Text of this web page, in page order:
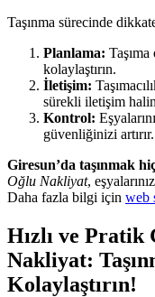
Taşınma sürecinde
Planlama:
kolaylaştırın.
İletişim:
sürekli iletişim
Kontrol:
güvenliğinizi artırır.
Giresun’da taşınmak
Oğlu Nakliyat,
Daha fazla bilgi için web
Hızlı ve Pratik
Nakliyat:
Kolaylaştırın!